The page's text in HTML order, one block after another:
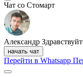
Чат со Стомарт
Александр
начать чат
Перейти в Whatsapp